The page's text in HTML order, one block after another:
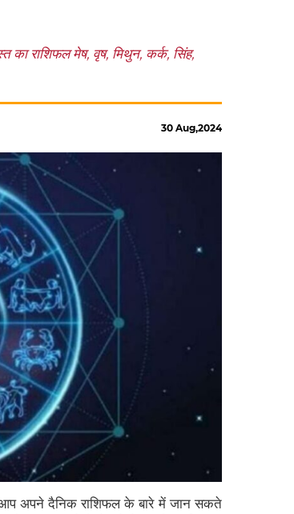
राशिफल मेष, वृष, मिथुन, कर्क, सिंह,
30 Aug,2024
अपने दैनिक राशिफल के बारे में जान सकते